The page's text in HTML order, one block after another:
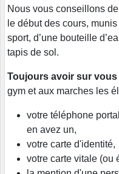
Nous vous conseillons
le début des cours,
sport, d’une bouteille
tapis de sol.
Toujours avoir sur vous
gym et aux marches les
votre téléphone
en avez un,
votre carte d'identité,
votre carte vitale (ou